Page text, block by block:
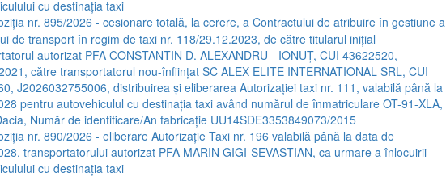
cu destinaţia taxi
nr. 895/2026 - cesionare totală, la cerere, a Contractului de atribuire în gestiune a
de transport în regim de taxi nr. 118/29.12.2023, de către titularul iniţial
autorizat PFA CONSTANTIN D. ALEXANDRU - IONUŢ, CUI 43622520,
către transportatorul nou-înfiinţat SC ALEX ELITE INTERNATIONAL SRL, CUI
J2026032755006, distribuirea şi eliberarea Autorizaţiei taxi nr. 111, valabilă până la
pentru autovehiculul cu destinaţia taxi având numărul de înmatriculare OT-91-XLA,
Număr de identificare/An fabricaţie UU14SDE3353849073/2015
nr. 890/2026 - eliberare Autorizaţie Taxi nr. 196 valabilă până la data de
transportatorului autorizat PFA MARIN GIGI-SEVASTIAN, ca urmare a înlocuirii
cu destinaţia taxi